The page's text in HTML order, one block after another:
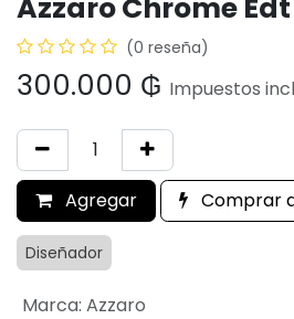
Azzaro Chrome
(0 reseña)
300.000 ₲ Impuestos
Agregar Comprar
Diseñador
Marca: Azzaro